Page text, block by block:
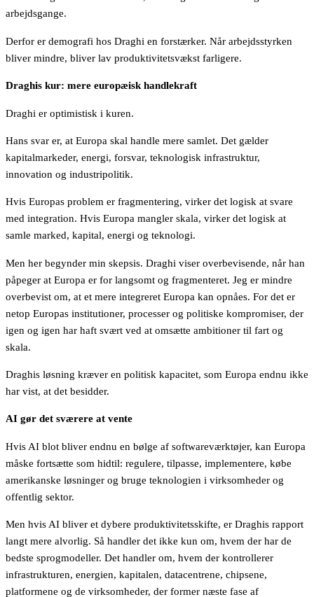
arbejdsgange.
Derfor er demografi hos Draghi en forstærker. Når arbejdsstyrken
bliver mindre, bliver lav produktivitetsvækst farligere.
Draghis kur: mere europæisk handlekraft
Draghi er optimistisk i kuren.
Hans svar er, at Europa skal handle mere samlet. Det gælder
kapitalmarkeder, energi, forsvar, teknologisk infrastruktur,
innovation og industripolitik.
Hvis Europas problem er fragmentering, virker det logisk at svare
med integration. Hvis Europa mangler skala, virker det logisk at
samle marked, kapital, energi og teknologi.
Men her begynder min skepsis. Draghi viser overbevisende, når han
påpeger at Europa er for langsomt og fragmenteret. Jeg er mindre
overbevist om, at et mere integreret Europa kan opnåes. For det er
netop Europas institutioner, processer og politiske kompromiser, der
igen og igen har haft svært ved at omsætte ambitioner til fart og
skala.
Draghis løsning kræver en politisk kapacitet, som Europa endnu ikke
har vist, at det besidder.
AI gør det sværere at vente
Hvis AI blot bliver endnu en bølge af softwareværktøjer, kan Europa
måske fortsætte som hidtil: regulere, tilpasse, implementere, købe
amerikanske løsninger og bruge teknologien i virksomheder og
offentlig sektor.
Men hvis AI bliver et dybere produktivitetsskifte, er Draghis rapport
langt mere alvorlig. Så handler det ikke kun om, hvem der har de
bedste sprogmodeller. Det handler om, hvem der kontrollerer
infrastrukturen, energien, kapitalen, datacentrene, chipsene,
platformene og de virksomheder, der former næste fase af